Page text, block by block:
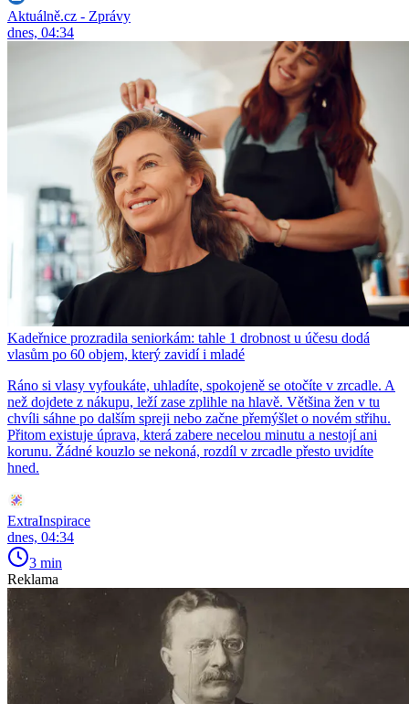
Aktuálně.cz - Zprávy
dnes, 04:34
Kadeřnice prozradila seniorkám: tahle 1 drobnost u účesu dodá
vlasům po 60 objem, který zavidí i mladé
Ráno si vlasy vyfoukáte, uhladíte, spokojeně se otočíte v zrcadle. A
než dojdete z nákupu, leží zase zplihle na hlavě. Většina žen v tu
chvíli sáhne po dalším spreji nebo začne přemýšlet o novém střihu.
Přitom existuje úprava, která zabere necelou minutu a nestojí ani
korunu. Žádné kouzlo se nekoná, rozdíl v zrcadle přesto uvidíte
hned.
ExtraInspirace
dnes, 04:34
3 min
Reklama